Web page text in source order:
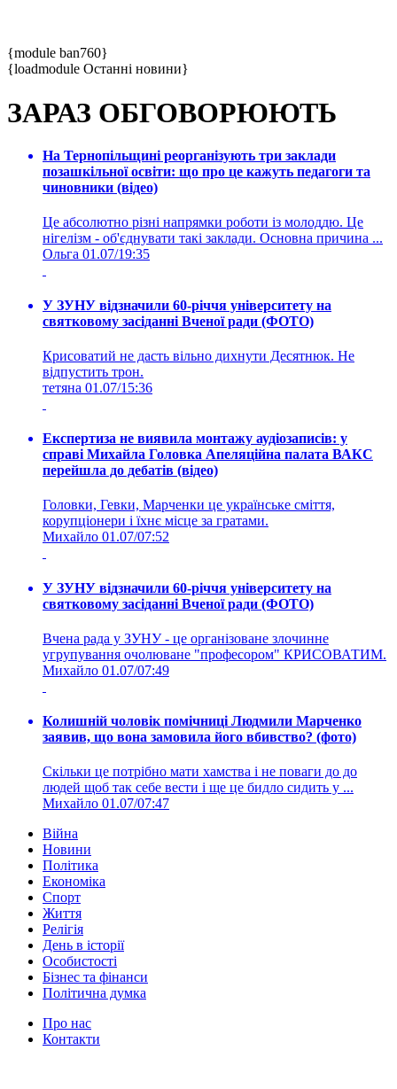
{module ban760}
{loadmodule Останні новини}
ЗАРАЗ ОБГОВОРЮЮТЬ
На Тернопільщині реорганізують три заклади
позашкільної освіти: що про це кажуть педагоги та
чиновники (відео)
Це абсолютно різні напрямки роботи із молоддю. Це
нігелізм - об'єднувати такі заклади. Основна причина ...
Ольга 01.07/19:35
У ЗУНУ відзначили 60-річчя університету на
святковому засіданні Вченої ради (ФОТО)
Крисоватий не дасть вільно дихнути Десятнюк. Не
відпустить трон.
тетяна 01.07/15:36
Експертиза не виявила монтажу аудіозаписів: у
справі Михайла Головка Апеляційна палата ВАКС
перейшла до дебатів (відео)
Головки, Гевки, Марченки це українське сміття,
корупціонери і їхнє місце за гратами.
Михайло 01.07/07:52
У ЗУНУ відзначили 60-річчя університету на
святковому засіданні Вченої ради (ФОТО)
Вчена рада у ЗУНУ - це організоване злочинне
угрупування очолюване "професором" КРИСОВАТИМ.
Михайло 01.07/07:49
Колишній чоловік помічниці Людмили Марченко
заявив, що вона замовила його вбивство? (фото)
Скільки це потрібно мати хамства і не поваги до до
людей щоб так себе вести і ще це бидло сидить у ...
Михайло 01.07/07:47
Війна
Новини
Політика
Економіка
Спорт
Життя
Релігія
День в історії
Особистості
Бізнес та фінанси
Політична думка
Про нас
Контакти